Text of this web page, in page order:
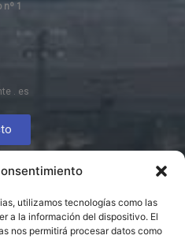
utilizamos tecnologías como las
a la información del dispositivo. El
nos permitirá procesar datos como
1
. es